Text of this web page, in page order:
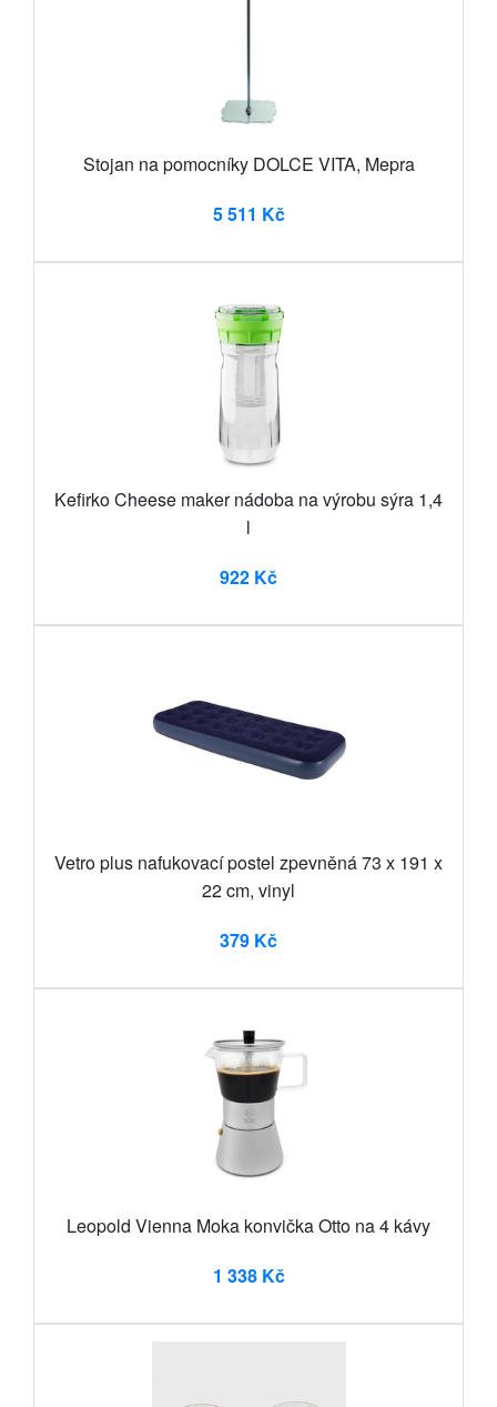
Stojan na pomocníky DOLCE VITA, Mepra
5 511 Kč
Kefirko Cheese maker nádoba na výrobu sýra 1,4
l
922 Kč
Vetro plus nafukovací postel zpevněná 73 x 191 x
22 cm, vinyl
379 Kč
Leopold Vienna Moka konvička Otto na 4 kávy
1 338 Kč